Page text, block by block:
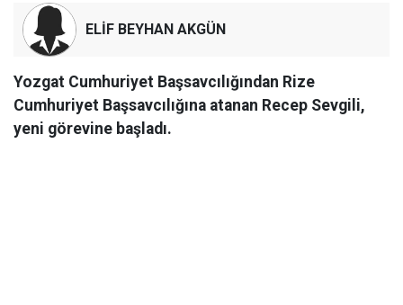
ELİF BEYHAN AKGÜN
Yozgat Cumhuriyet Başsavcılığından Rize
Cumhuriyet Başsavcılığına atanan Recep Sevgili,
yeni görevine başladı.